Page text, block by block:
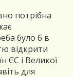
потрібна
було б в
відкрити
ЄС і Великої
для